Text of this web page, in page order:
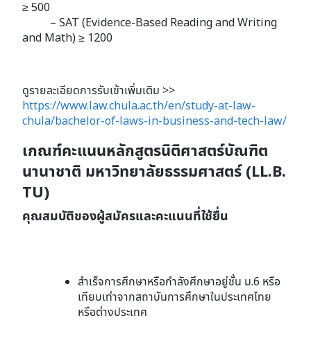
≥500
– SAT (Evidence-Based Reading and Writing
and Math)≥ 1200
ดูรายละเอียดการรับเข้าเพิ่มเติม >>
https://www.law.chula.ac.th/en/study-at-law-
chula/bachelor-of-laws-in-business-and-tech-law/
เกณฑ์คะแนนหลักสูตรนิติศาสตร์บัณฑิต
นานาชาติ มหาวิทยาลัยธรรมศาสตร์ (LL.B.
TU)
คุณสมบัติของผู้สมัครและคะแนนที่ใช้ยื่น
สําเร็จการศึกษาหรือกําลังศึกษาอยู่ชั้น ม.6 หรือ
เทียบเท่าจากสถาบันการศึกษาในประเทศไทย
หรือต่างประเทศ